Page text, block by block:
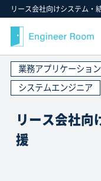
業務アプリケーショ
システムエンジニア
リース会社向
援